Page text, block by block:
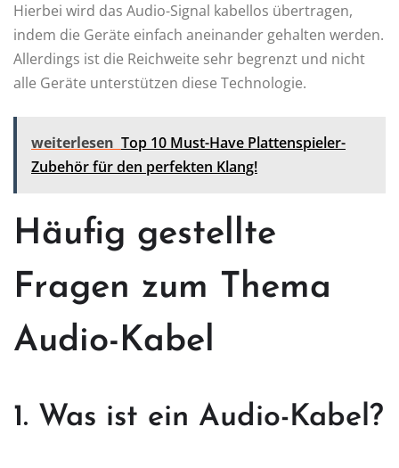
Hierbei wird das Audio-Signal kabellos übertragen,
indem die Geräte einfach aneinander gehalten werden.
Allerdings ist die Reichweite sehr begrenzt und nicht
alle Geräte unterstützen diese Technologie.
weiterlesen Top 10 Must-Have Plattenspieler-
Zubehör für den perfekten Klang!
Häufig gestellte
Fragen zum Thema
Audio-Kabel
1. Was ist ein Audio-Kabel?